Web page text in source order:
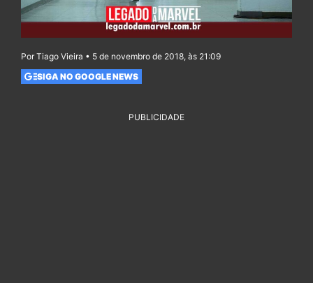
Por Tiago Vieira • 5 de novembro de 2018, às 21:09
SIGA NO GOOGLE NEWS
PUBLICIDADE